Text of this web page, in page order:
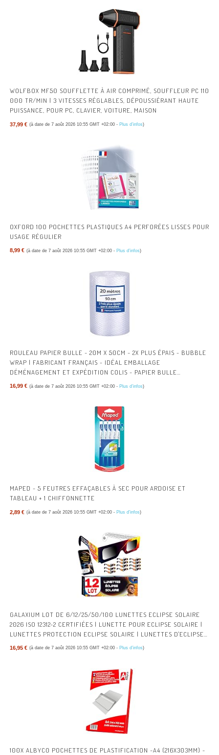
WOLFBOX MF50 SOUFFLETTE À AIR COMPRIMÉ, SOUFFLEUR PC 110
000 TR/MIN | 3 VITESSES RÉGLABLES, DÉPOUSSIÉRANT HAUTE
PUISSANCE, POUR PC, CLAVIER, VOITURE, MAISON
37,99 € (à date de 7 août 2026 10:55 GMT +02:00 - Plus d’infos)
OXFORD 100 POCHETTES PLASTIQUES A4 PERFORÉES LISSES POUR
USAGE RÉGULIER
8,99 € (à date de 7 août 2026 10:55 GMT +02:00 - Plus d’infos)
ROULEAU PAPIER BULLE - 20M X 50CM - 2X PLUS ÉPAIS - BUBBLE
WRAP | FABRICANT FRANÇAIS - IDÉAL EMBALLAGE
DÉMÉNAGEMENT ET EXPÉDITION COLIS - PAPIER BULLE
16,99 € (à date de 7 août 2026 10:55 GMT +02:00 - Plus d’infos)
MAPED - 5 FEUTRES EFFAÇABLES À SEC POUR ARDOISE ET
TABLEAU + 1 CHIFFONNETTE
2,89 € (à date de 7 août 2026 10:55 GMT +02:00 - Plus d’infos)
GALAXIUM LOT DE 6/12/25/50/100 LUNETTES ECLIPSE SOLAIRE
2026 ISO 12312-2 CERTIFIÉES | LUNETTE POUR ECLIPSE SOLAIRE |
LUNETTES PROTECTION ECLIPSE SOLAIRE | LUNETTES D'ECLIPSE
SOLAIRE
16,95 € (à date de 7 août 2026 10:55 GMT +02:00 - Plus d’infos)
100X ALBYCO POCHETTES DE PLASTIFICATION -A4 (216X303MM) -